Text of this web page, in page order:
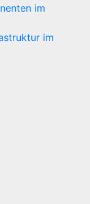
im
im